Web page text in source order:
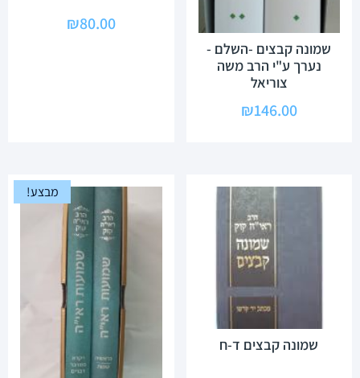
שמונה קבצים -השלם -
נערך ע"י הרב משה
צוריאל
₪146.00
₪80.00
שמונה קבצים ד-ח
מבצע!